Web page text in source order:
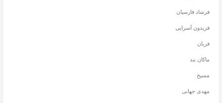
فرشاد فارسیان
فریدون آسرایی
فریان
ماکان بند
مسیح
مهدی جهانی